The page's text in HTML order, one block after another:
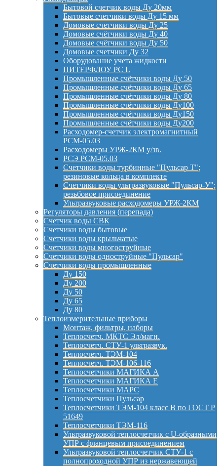
Бытовой счетчик воды Ду 20мм
Бытовые счетчики воды Ду 15 мм
Домовые счетчики воды Ду 25
Домовые счётчики воды Ду 40
Домовые счётчики воды Ду 50
Домовые счетчики Ду 32
Оборудование учета жидкости
ПИТЕРФЛОУ РС L
Промышленные счётчики воды Ду 50
Промышленные счётчики воды Ду 65
Промышленные счётчики воды Ду 80
Промышленные счётчики воды Ду100
Промышленные счётчики воды Ду150
Промышленные счётчики воды Ду200
Расходомер-счетчик электромагнитный
РСМ-05.03
Расходомеры УРЖ-2КМ у/зв.
РСЭ РСМ-05.03
Счетчики воды турбинные "Пульсар Т";
резиновые кольца в комплекте
Счетчики воды ультразвуковые "Пульсар-У";
резьбовое присоединение
Ультразвуковые расходомеры УРЖ-2КМ
Регуляторы давления (перепада)
Счетчик воды СВК
Счетчики воды бытовые
Счетчики воды крыльчатые
Счетчики воды многоструйные
Счетчики воды одноструйные "Пульсар"
Счетчики воды промышленные
Ду 150
Ду 200
Ду 50
Ду 65
Ду 80
Теплоизмерительные приборы
Монтаж, фильтры, наборы
Теплосчетч. МКТС Эл/магн.
Теплосчетч. СТУ-1 ультразвук.
Теплосчетч. ТЭМ-104
Теплосчетч. ТЭМ-106-116
Теплосчетчики МАГИКА А
Теплосчетчики МАГИКА Е
Теплосчетчики МАРС
Теплосчетчики Пульсар
Теплосчетчики ТЭМ-104 класс B по ГОСТ Р
51649
Теплосчетчики ТЭМ-116
Ультразвуковой теплосчетчик с U-образными
УПР с фланцевым присоединением
Ультразвуковой теплосчетчик СТУ-1 с
полнопроходной УПР из нержавеющей